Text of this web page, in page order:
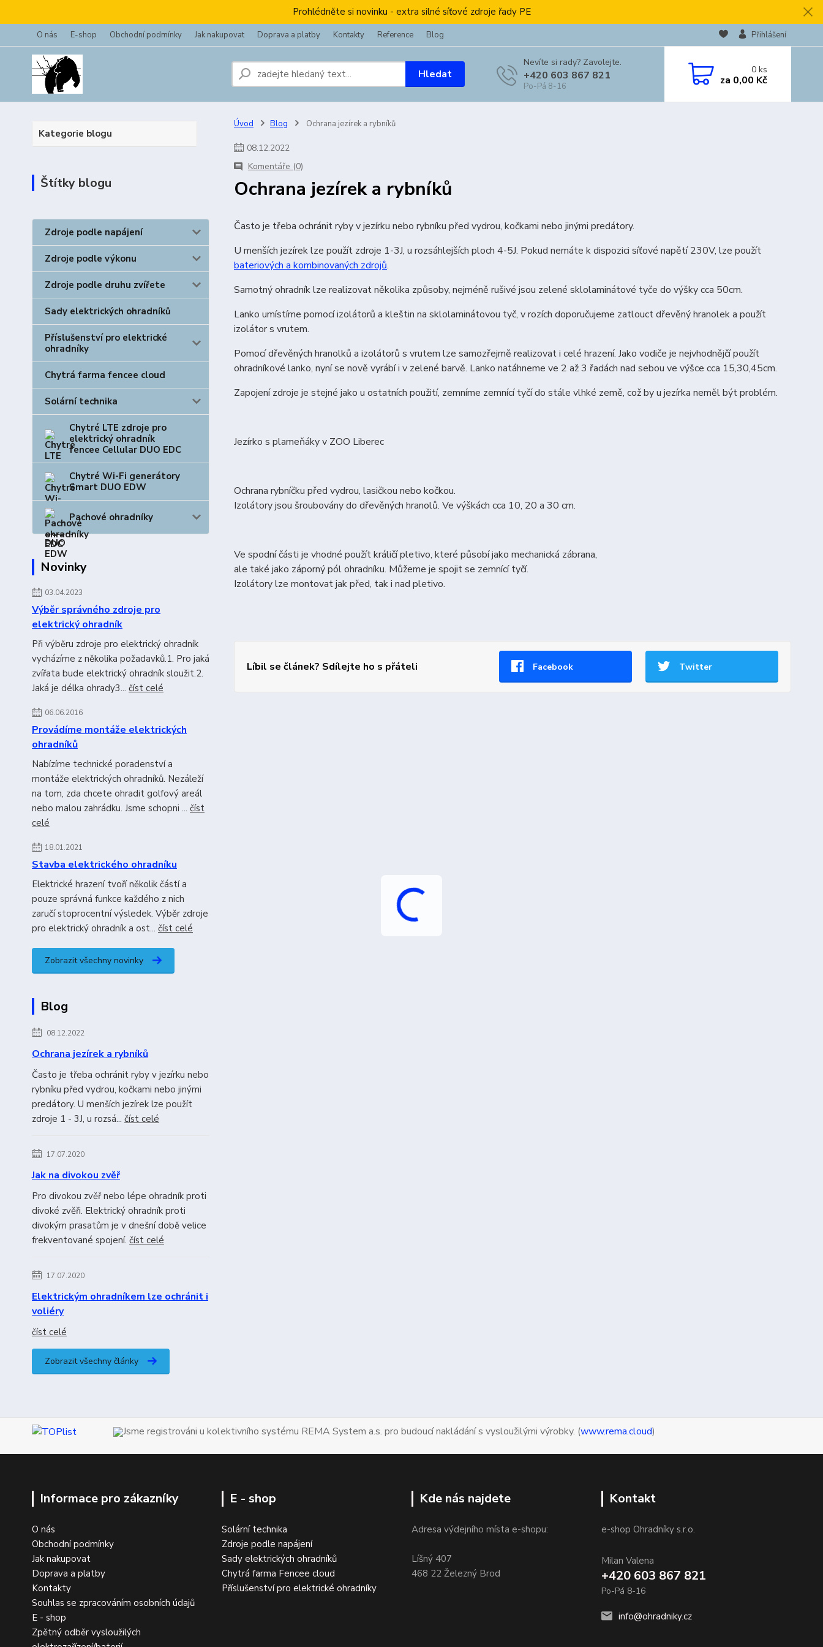
Prohlédněte si novinku - extra silné síťové zdroje řady PE
O nás E-shop Obchodní podmínky Jak nakupovat Doprava a platby Kontakty Reference Blog Přihlášení
Hledat
Nevíte si rady? Zavolejte.
+420 603 867 821
Po-Pá 8-16
0ks
za 0,00 Kč
Kategorie blogu
Štítky blogu
Zdroje podle napájení
Zdroje podle výkonu
Zdroje podle druhu zvířete
Sady elektrických ohradníků
Příslušenství pro elektrické
ohradníky
Chytrá farma fencee cloud
Solární technika
Chytré LTE zdroje pro
elektrický ohradník
fencee Cellular DUO EDC
Chytré Wi-Fi generátory
Smart DUO EDW
Pachové ohradníky
Novinky
03.04.2023
Výběr správného zdroje pro
elektrický ohradník
Při výběru zdroje pro elektrický ohradník
vycházíme z několika požadavků.1. Pro jaká
zvířata bude elektrický ohradník sloužit.2.
Jaká je délka ohrady3... číst celé
06.06.2016
Provádíme montáže elektrických
ohradníků
Nabízíme technické poradenství a
montáže elektrických ohradníků. Nezáleží
na tom, zda chcete ohradit golfový areál
nebo malou zahrádku. Jsme schopni ... číst
celé
18.01.2021
Stavba elektrického ohradníku
Elektrické hrazení tvoří několik částí a
pouze správná funkce každého z nich
zaručí stoprocentní výsledek. Výběr zdroje
pro elektrický ohradník a ost... číst celé
Zobrazit všechny novinky
Blog
08.12.2022
Ochrana jezírek a rybníků
Často je třeba ochránit ryby v jezírku nebo
rybníku před vydrou, kočkami nebo jinými
predátory. U menších jezírek lze použít
zdroje 1 - 3J, u rozsá... číst celé
17.07.2020
Jak na divokou zvěř
Pro divokou zvěř nebo lépe ohradník proti
divoké zvěři. Elektrický ohradník proti
divokým prasatům je v dnešní době velice
frekventované spojení. číst celé
17.07.2020
Elektrickým ohradníkem lze ochránit i
voliéry
číst celé
Zobrazit všechny články
Úvod Blog Ochrana jezírek a rybníků
08.12.2022
Komentáře (0)
Ochrana jezírek a rybníků
Často je třeba ochránit ryby v jezírku nebo rybníku před vydrou, kočkami nebo jinými predátory.
U menších jezírek lze použít zdroje 1-3J, u rozsáhlejších ploch 4-5J. Pokud nemáte k dispozici síťové napětí 230V, lze použít
bateriových a kombinovaných zdrojů.
Samotný ohradník lze realizovat několika způsoby, nejméně rušivé jsou zelené sklolaminátové tyče do výšky cca 50cm.
Lanko umístíme pomocí izolátorů a kleštin na sklolaminátovou tyč, v rozích doporučujeme zatlouct dřevěný hranolek a použít
izolátor s vrutem.
Pomocí dřevěných hranolků a izolátorů s vrutem lze samozřejmě realizovat i celé hrazení. Jako vodiče je nejvhodnějčí použít
ohradníkové lanko, nyní se nově vyrábí i v zelené barvě. Lanko natáhneme ve 2 až 3 řadách nad sebou ve výšce cca 15,30,45cm.
Zapojení zdroje je stejné jako u ostatních použití, zemníme zemnící tyčí do stále vlhké země, což by u jezírka neměl být problém.
Jezírko s plameňáky v ZOO Liberec
Ochrana rybníčku před vydrou, lasičkou nebo kočkou.
Izolátory jsou šroubovány do dřevěných hranolů. Ve výškách cca 10, 20 a 30 cm.
Ve spodní části je vhodné použít králičí pletivo, které působí jako mechanická zábrana,
ale také jako záporný pól ohradníku. Můžeme je spojit se zemnící tyčí.
Izolátory lze montovat jak před, tak i nad pletivo.
Líbil se článek? Sdílejte ho s přáteli Facebook Twitter
Jsme registrováni u kolektivního systému REMA System a.s. pro budoucí nakládání s vysloužilými výrobky. (www.rema.cloud)
Informace pro zákazníky
O nás
Obchodní podmínky
Jak nakupovat
Doprava a platby
Kontakty
Souhlas se zpracováním osobních údajů
E - shop
Zpětný odběr vysloužilých
E - shop
Solární technika
Zdroje podle napájení
Sady elektrických ohradníků
Chytrá farma Fencee cloud
Příslušenství pro elektrické ohradníky
Kde nás najdete
Adresa výdejního místa e-shopu:
Líšný 407
468 22 Železný Brod
Kontakt
e-shop Ohradníky s.r.o.
Milan Valena
+420 603 867 821
Po-Pá 8-16
info@ohradniky.cz